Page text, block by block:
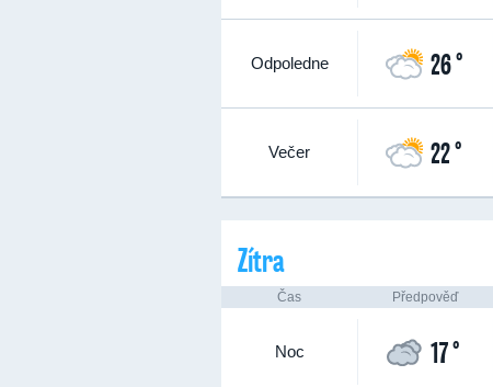
Odpoledne 26 °
Večer 22 °
Zítra
Čas Předpověď
Noc 17 °